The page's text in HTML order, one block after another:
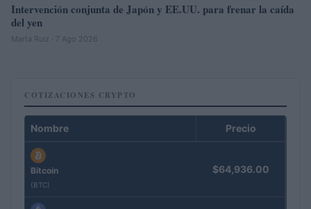
Intervención conjunta de Japón y EE.UU. para frenar la caída
del yen
Marta Ruiz · 7 Ago 2026
COTIZACIONES CRYPTO
Nombre Precio
Bitcoin
(BTC)
$64,936.00